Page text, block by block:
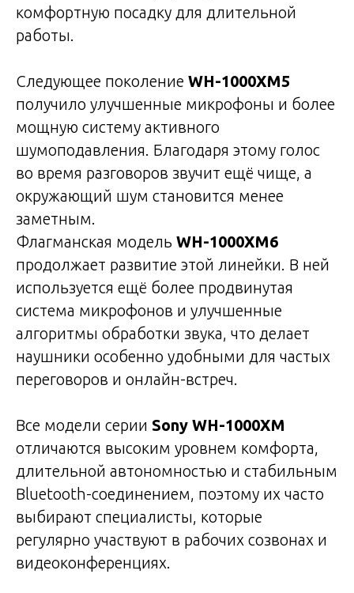
комфортную посадку для длительной
работы.
Следующее поколение WH-1000XM5
получило улучшенные микрофоны и более
мощную систему активного
шумоподавления. Благодаря этому голос
во время разговоров звучит ещё чище, а
окружающий шум становится менее
заметным.
Флагманская модель WH-1000XM6
продолжает развитие этой линейки. В ней
используется ещё более продвинутая
система микрофонов и улучшенные
алгоритмы обработки звука, что делает
наушники особенно удобными для частых
переговоров и онлайн-встреч.
Все модели серии Sony WH-1000XM
отличаются высоким уровнем комфорта,
длительной автономностью и стабильным
Bluetooth-соединением, поэтому их часто
выбирают специалисты, которые
регулярно участвуют в рабочих созвонах и
видеоконференциях.